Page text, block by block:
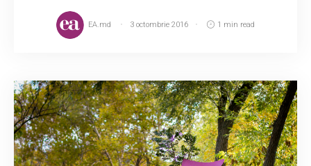
EA.md 3 octombrie 2016 1 min read